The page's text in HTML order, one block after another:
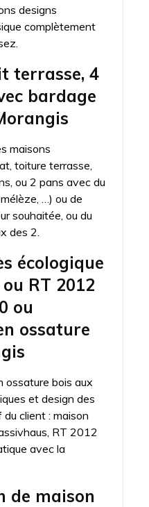
designs
complètement
terrasse, 4
bardage
maisons
toiture terrasse,
ou 2 pans avec du
…) ou de
souhaitée, ou du
des 2.
écologique
RT 2012
ou
ossature
ossature bois aux
et design des
du client : maison
RT 2012
avec la
de maison